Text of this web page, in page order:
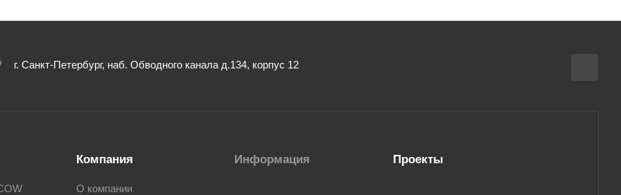
г. Санкт-Петербург, наб. Обводного канала д.134, корпус 12
Компания
О компании
Информация Проекты